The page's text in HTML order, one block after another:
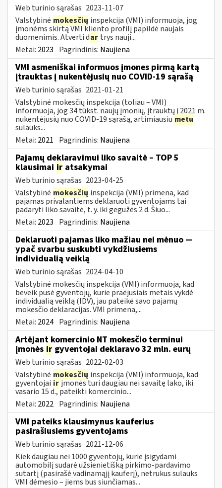
Web turinio sąrašas 2023-11-07
Valstybinė mokesčių inspekcija (VMI) informuoja, jog
įmonėms skirtą VMI kliento profilį papildė naujais
duomenimis. Atverti dar trys nauji...
Metai: 2023 Pagrindinis: Naujiena
VMI asmeniškai informuos įmones pirmą kartą
įtrauktas į nukentėjusių nuo COVID-19 sąrašą
Web turinio sąrašas 2021-01-21
Valstybinė mokesčių inspekcija (toliau – VMI)
informuoja, jog 34 tūkst. naujų įmonių, įtrauktų į 2021 m.
nukentėjusių nuo COVID-19 sąrašą, artimiausiu metu
sulauks...
Metai: 2021 Pagrindinis: Naujiena
Pajamų deklaravimui liko savaitė – TOP 5
klausimai ir atsakymai
Web turinio sąrašas 2023-04-25
Valstybinė mokesčių inspekcija (VMI) primena, kad
pajamas privalantiems deklaruoti gyventojams tai
padaryti liko savaitė, t. y. iki gegužės 2 d. Šiuo...
Metai: 2023 Pagrindinis: Naujiena
Deklaruoti pajamas liko mažiau nei mėnuo —
ypač svarbu suskubti vykdžiusiems
individualią veiklą
Web turinio sąrašas 2024-04-10
Valstybinė mokesčių inspekcija (VMI) informuoja, kad
beveik pusė gyventojų, kurie praėjusiais metais vykdė
individualią veiklą (IDV), jau pateikė savo pajamų
mokesčio deklaracijas. VMI primena,...
Metai: 2024 Pagrindinis: Naujiena
Artėjant komercinio NT mokesčio terminui
įmonės ir gyventojai deklaravo 32 mln. eurų
Web turinio sąrašas 2022-02-03
Valstybinė mokesčių inspekcija (VMI) informuoja, kad
gyventojai irįmonės turi daugiau nei savaitę lako, iki
vasario 15 d., pateikti komercinio...
Metai: 2022 Pagrindinis: Naujiena
VMI pateiks klausimynus kauferius
pasirašiusiems gyventojams
Web turinio sąrašas 2021-12-06
Kiek daugiau nei 1000 gyventojų, kurie įsigydami
automobilį sudarė užsienietišką pirkimo-pardavimo
sutartį (pasirašė vadinamąjį kauferį), netrukus sulauks
VMI dėmesio – jiems bus siunčiamas...